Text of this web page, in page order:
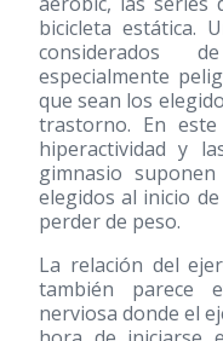
bicicleta estática.
considerados
especialmente
que sean los
trastorno. En
hiperactividad y
gimnasio
elegidos al inicio
perder de peso.
La relación del
también parece
nerviosa donde el